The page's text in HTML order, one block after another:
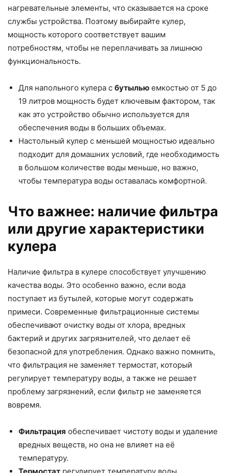
нагревательные элементы, что сказывается на сроке
службы устройства. Поэтому выбирайте кулер,
мощность которого соответствует вашим
потребностям, чтобы не переплачивать за лишнюю
функциональность.
Для напольного кулера с бутылью емкостью от 5 до
19 литров мощность будет ключевым фактором, так
как это устройство обычно используется для
обеспечения воды в больших объемах.
Настольный кулер с меньшей мощностью идеально
подходит для домашних условий, где необходимость
в большом количестве воды меньше, но важно,
чтобы температура воды оставалась комфортной.
Что важнее: наличие фильтра
или другие характеристики
кулера
Наличие фильтра в кулере способствует улучшению
качества воды. Это особенно важно, если вода
поступает из бутылей, которые могут содержать
примеси. Современные фильтрационные системы
обеспечивают очистку воды от хлора, вредных
бактерий и других загрязнителей, что делает её
безопасной для употребления. Однако важно помнить,
что фильтрация не заменяет термостат, который
регулирует температуру воды, а также не решает
проблему загрязнений, если фильтр не заменяется
вовремя.
Фильтрация обеспечивает чистоту воды и удаление
вредных веществ, но она не влияет на её
температуру.